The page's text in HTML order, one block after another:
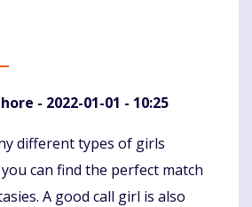
- 2022-01-01 - 10:25
different types of girls
can find the perfect match
A good call girl is also